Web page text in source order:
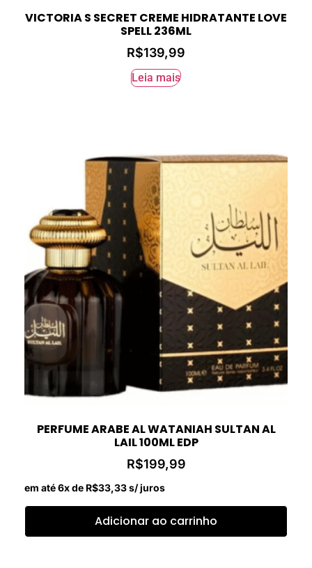
VICTORIA S SECRET CREME HIDRATANTE LOVE
SPELL 236ML
R$139,99
Leia mais
PERFUME ARABE AL WATANIAH SULTAN AL
LAIL 100ML EDP
R$199,99
em até 6x de R$33,33s/ juros
Adicionar ao carrinho